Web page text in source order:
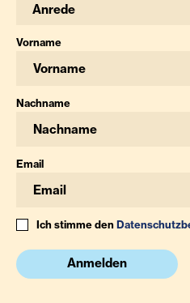
Anrede
Vorname
Nachname
Email
Ich stimme den
Anmelden